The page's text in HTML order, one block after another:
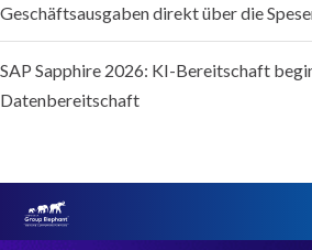
Geschäftsausgaben direkt über die
SAP Sapphire 2026: KI-Bereitschaft
Datenbereitschaft